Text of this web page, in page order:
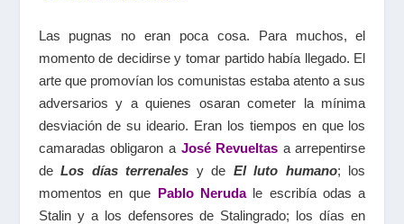
Las pugnas no eran poca cosa. Para muchos, el
momento de decidirse y tomar partido había llegado. El
arte que promovían los comunistas estaba atento a sus
adversarios y a quienes osaran cometer la mínima
desviación de su ideario. Eran los tiempos en que los
camaradas obligaron a José Revueltas a arrepentirse
deLos días terrenales y de El luto humano; los
momentos en que Pablo Nerudale escribía odas a
Stalin y a los defensores de Stalingrado; los días en